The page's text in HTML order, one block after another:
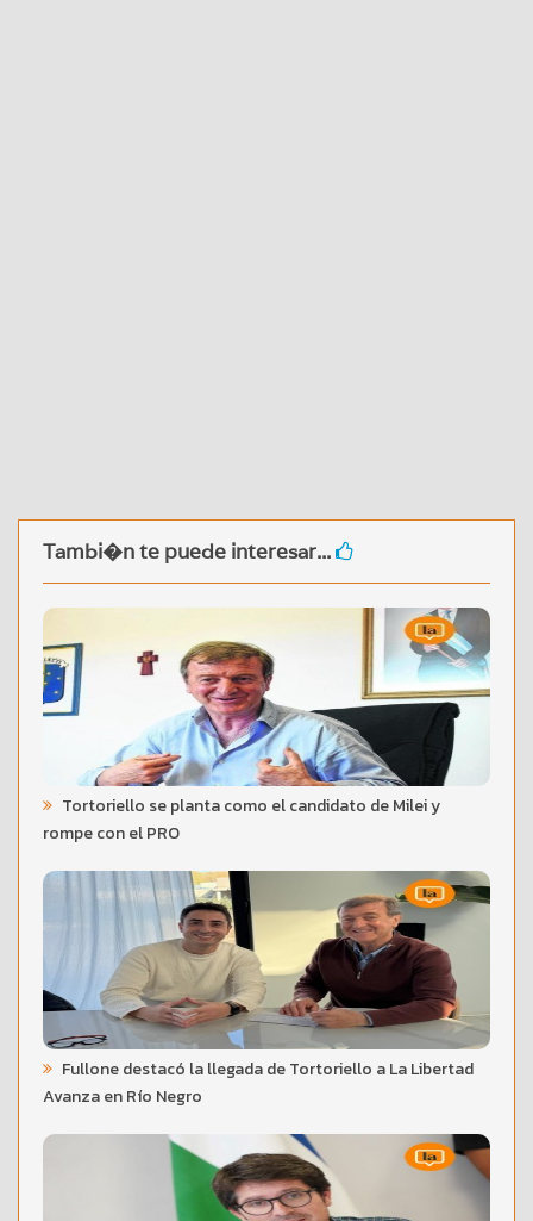
Tambi�n te puede interesar...
Tortoriello se planta como el candidato de Milei y
rompe con el PRO
Fullone destacó la llegada de Tortoriello a La Libertad
Avanza en Río Negro